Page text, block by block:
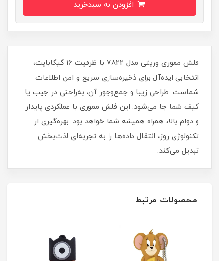
فلش مموری وریتی مدل V822 با ظرفیت 16 گیگابایت،
انتخابی ایده‌آل برای ذخیره‌سازی سریع و امن اطلاعات
شماست. طراحی زیبا و جمع‌وجور آن، به‌راحتی در جیب یا
کیف شما جا می‌شود. این فلش مموری با عملکردی پایدار
و دوام بالا، همراه همیشه شما خواهد بود. بهره‌گیری از
تکنولوژی روز، انتقال داده‌ها را به تجربه‌ای لذت‌بخش
تبدیل می‌کند.
محصولات مرتبط